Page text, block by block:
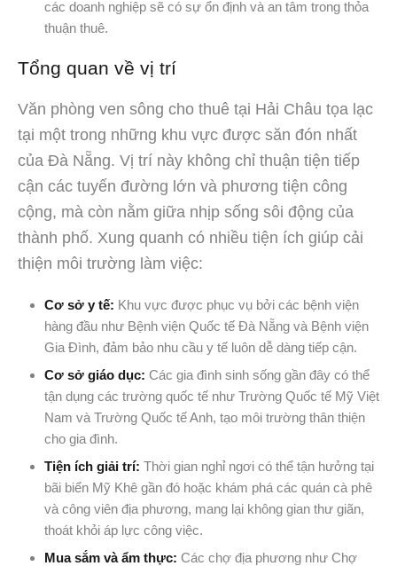
các doanh nghiệp sẽ có sự ổn định và an tâm trong thỏa
thuận thuê.
Tổng quan về vị trí
Văn phòng ven sông cho thuê tại Hải Châu tọa lạc
tại một trong những khu vực được săn đón nhất
của Đà Nẵng. Vị trí này không chỉ thuận tiện tiếp
cận các tuyến đường lớn và phương tiện công
cộng, mà còn nằm giữa nhịp sống sôi động của
thành phố. Xung quanh có nhiều tiện ích giúp cải
thiện môi trường làm việc:
Cơ sở y tế: Khu vực được phục vụ bởi các bệnh viện
hàng đầu như Bệnh viện Quốc tế Đà Nẵng và Bệnh viện
Gia Đình, đảm bảo nhu cầu y tế luôn dễ dàng tiếp cận.
Cơ sở giáo dục: Các gia đình sinh sống gần đây có thể
tận dụng các trường quốc tế như Trường Quốc tế Mỹ Việt
Nam và Trường Quốc tế Anh, tạo môi trường thân thiện
cho gia đình.
Tiện ích giải trí: Thời gian nghỉ ngơi có thể tận hưởng tại
bãi biển Mỹ Khê gần đó hoặc khám phá các quán cà phê
và công viên địa phương, mang lại không gian thư giãn,
thoát khỏi áp lực công việc.
Mua sắm và ẩm thực: Các chợ địa phương như Chợ